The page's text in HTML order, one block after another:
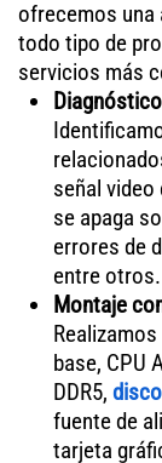
ofrecemos una
todo tipo de
servicios más
señal video
se apaga
errores de
entre otros.
Montaje
base, CPU
DDR5,
fuente de
tarjeta